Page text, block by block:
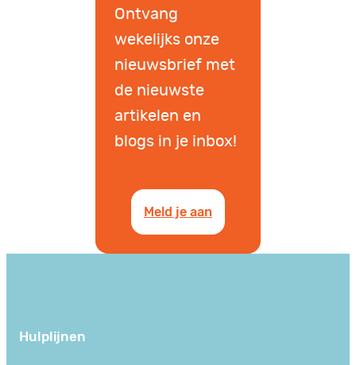
Ontvang
wekelijks onze
nieuwsbrief met
de nieuwste
artikelen en
blogs in je inbox!
Meld je aan
Hulplijnen